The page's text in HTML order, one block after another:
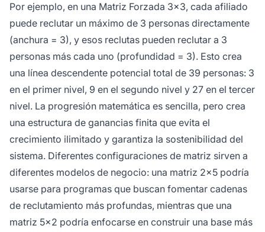
Por ejemplo, en una Matriz Forzada 3x3, cada afiliado
puede reclutar un máximo de 3 personas directamente
(anchura = 3), y esos reclutas pueden reclutar a 3
personas más cada uno (profundidad = 3). Esto crea
una línea descendente potencial total de 39 personas: 3
en el primer nivel, 9 en el segundo nivel y 27 en el tercer
nivel. La progresión matemática es sencilla, pero crea
una estructura de ganancias finita que evita el
crecimiento ilimitado y garantiza la sostenibilidad del
sistema. Diferentes configuraciones de matriz sirven a
diferentes modelos de negocio: una matriz 2x5 podría
usarse para programas que buscan fomentar cadenas
de reclutamiento más profundas, mientras que una
matriz 5x2 podría enfocarse en construir una base más